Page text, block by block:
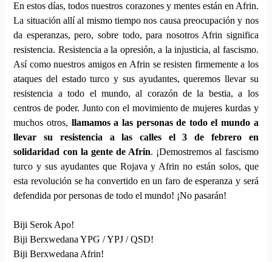
En estos días, todos nuestros corazones y mentes están en Afrin.
La situación allí al mismo tiempo nos causa preocupación y nos
da esperanzas, pero, sobre todo, para nosotros Afrin significa
resistencia. Resistencia a la opresión, a la injusticia, al fascismo.
Así como nuestros amigos en Afrin se resisten firmemente a los
ataques del estado turco y sus ayudantes, queremos llevar su
resistencia a todo el mundo, al corazón de la bestia, a los
centros de poder. Junto con el movimiento de mujeres kurdas y
muchos otros, llamamos a las personas de todo el mundo a
llevar su resistencia a las calles el 3 de febrero en
solidaridad con la gente de Afrin. ¡Demostremos al fascismo
turco y sus ayudantes que Rojava y Afrin no están solos, que
esta revolución se ha convertido en un faro de esperanza y será
defendida por personas de todo el mundo! ¡No pasarán!
Biji Serok Apo!
Biji Berxwedana YPG / YPJ / QSD!
Biji Berxwedana Afrin!